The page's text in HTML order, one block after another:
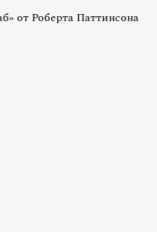
от Роберта Паттинсона